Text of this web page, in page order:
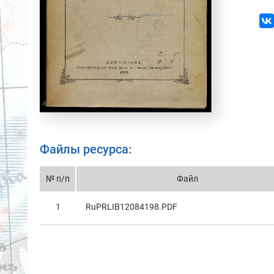
Файлы ресурса:
№ п/п Файл
1 RuPRLIB12084198.PDF